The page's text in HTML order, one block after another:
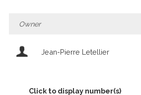
Owner
Jean-Pierre Letellier
Click to display number(s)